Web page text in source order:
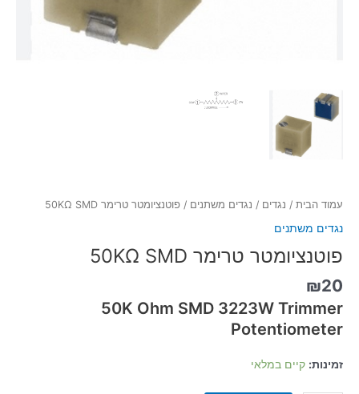
עמוד הבית / נגדים / נגדים משתנים / פוטנציומטר טרימר 50KΩ SMD
נגדים משתנים
פוטנציומטר טרימר 50KΩ SMD
₪20
50K Ohm SMD 3223W Trimmer
Potentiometer
זמינות: קיים במלאי